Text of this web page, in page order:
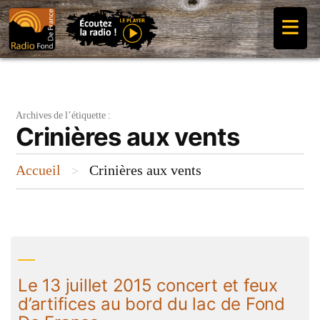
Aller
au
contenu
≡
Archives de l’étiquette :
Crinières aux vents
Accueil > Crinières aux vents
Le 13 juillet 2015 concert et feux
d’artifices au bord du lac de Fond